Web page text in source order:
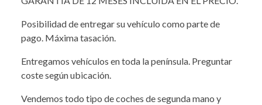
Posibilidad de entregar su vehículo como parte de
pago. Máxima tasación.
Entregamos vehículos en toda la península. Preguntar
coste según ubicación.
Vendemos todo tipo de coches de segunda mano y